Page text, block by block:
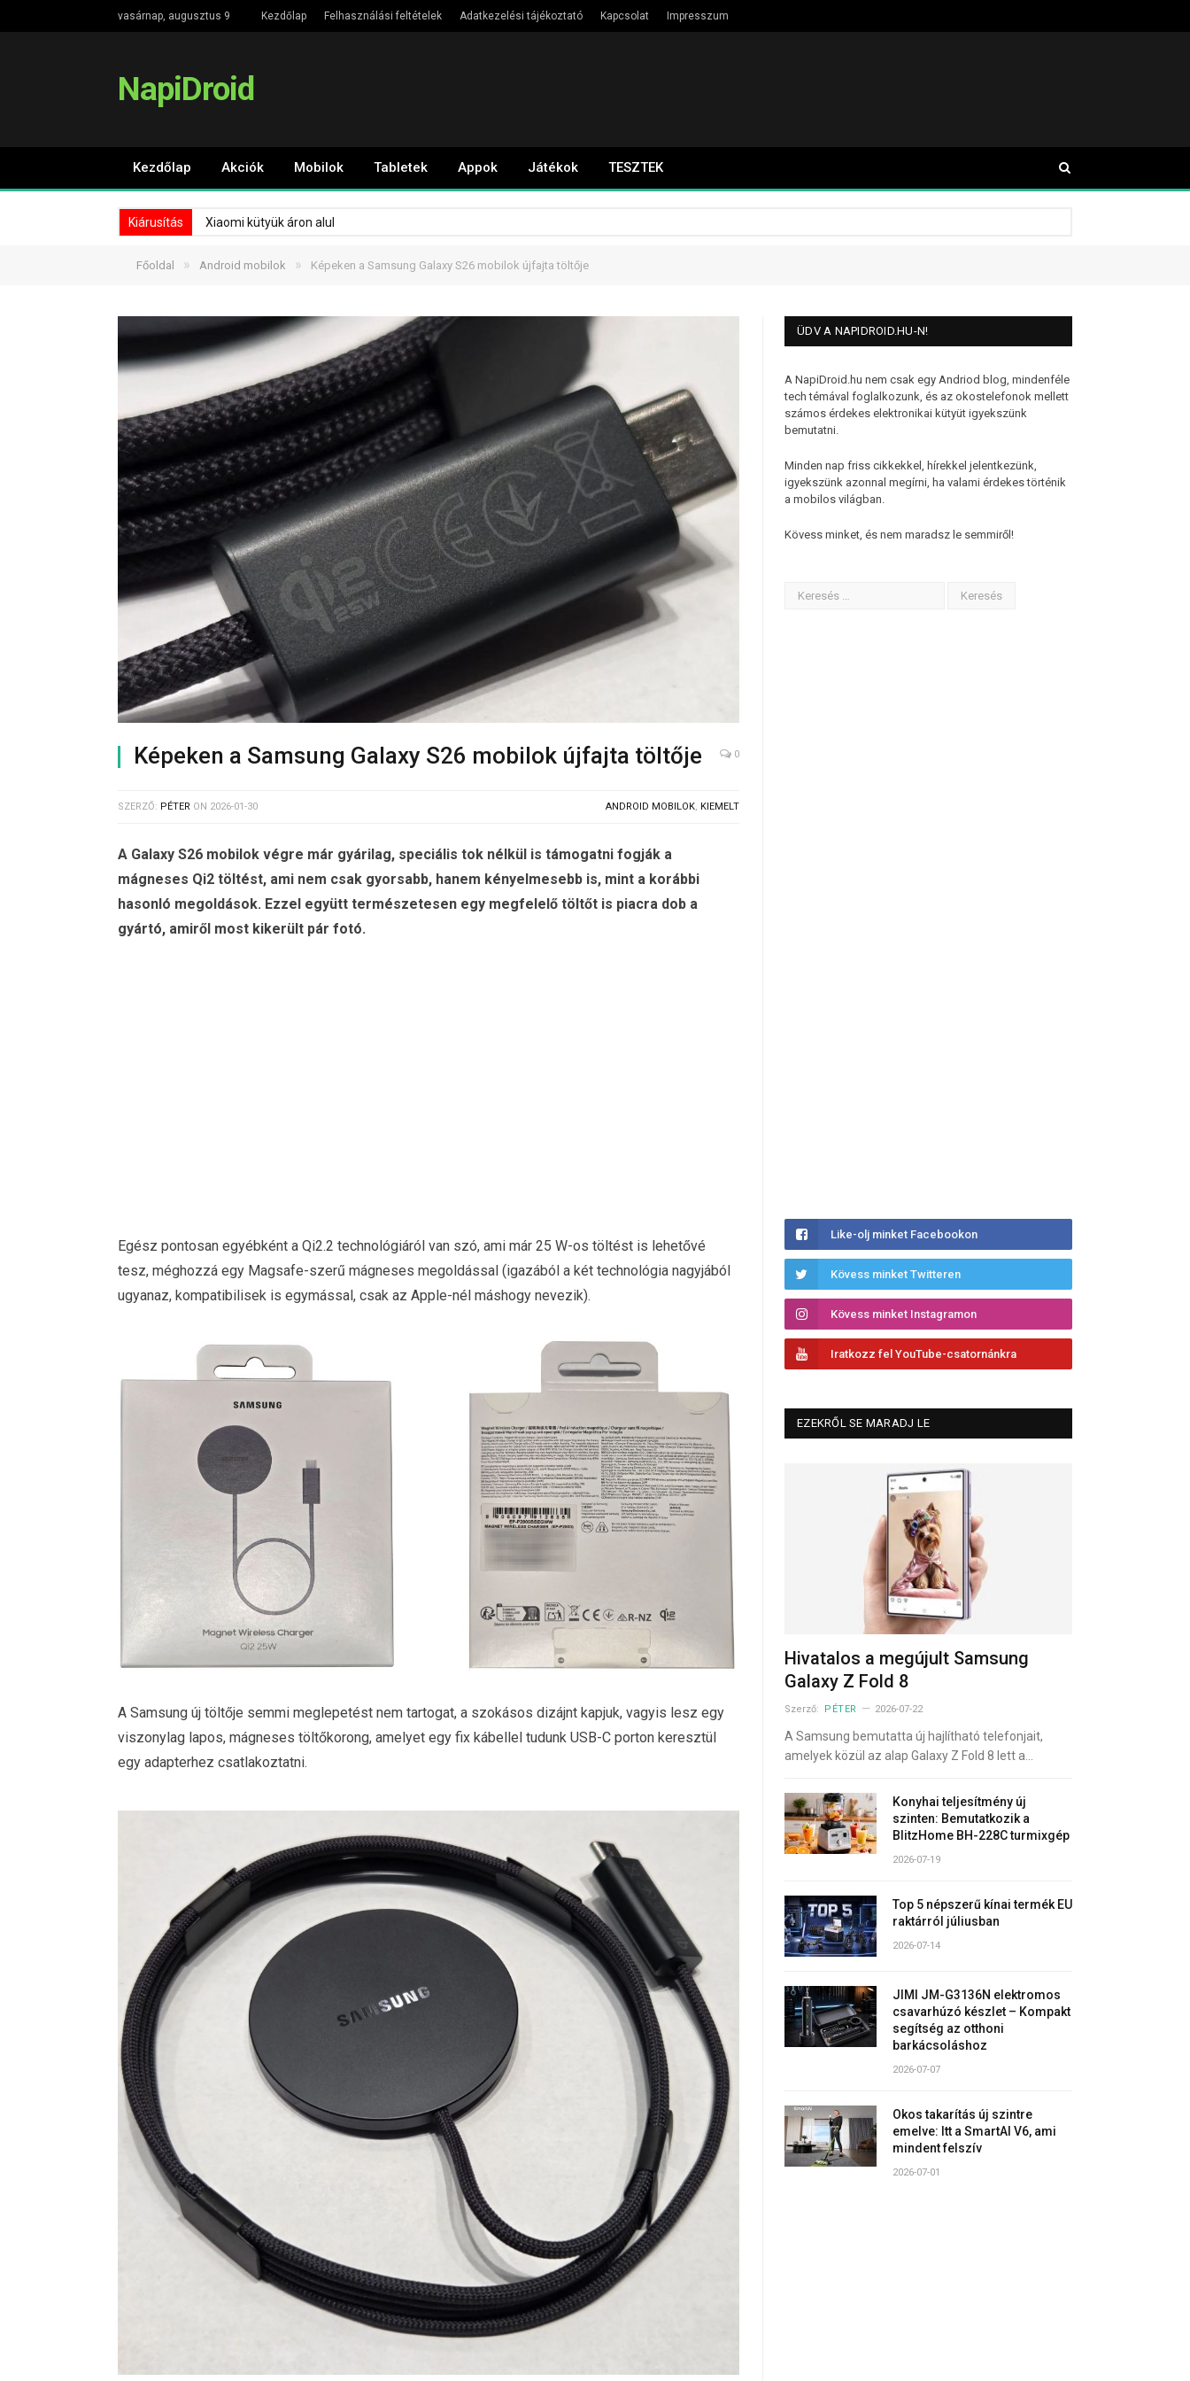
vasárnap, augusztus 9 Kezdőlap Felhasználási feltételek Adatkezelési tájékoztató Kapcsolat Impresszum
NapiDroid
Kezdőlap Akciók Mobilok Tabletek Appok Játékok TESZTEK
Kiárusítás Xiaomi kütyük áron alul
Főoldal » Android mobilok » Képeken a Samsung Galaxy S26 mobilok újfajta töltője
Képeken a Samsung Galaxy S26 mobilok újfajta töltője 0
SZERZŐ: PÉTER ON 2026-01-30 ANDROID MOBILOK, KIEMELT
A Galaxy S26 mobilok végre már gyárilag, speciális tok nélkül is támogatni fogják a
mágneses Qi2 töltést, ami nem csak gyorsabb, hanem kényelmesebb is, mint a korábbi
hasonló megoldások. Ezzel együtt természetesen egy megfelelő töltőt is piacra dob a
gyártó, amiről most kikerült pár fotó.
Egész pontosan egyébként a Qi2.2 technológiáról van szó, ami már 25 W-os töltést is lehetővé
tesz, méghozzá egy Magsafe-szerű mágneses megoldással (igazából a két technológia nagyjából
ugyanaz, kompatibilisek is egymással, csak az Apple-nél máshogy nevezik).
A Samsung új töltője semmi meglepetést nem tartogat, a szokásos dizájnt kapjuk, vagyis lesz egy
viszonylag lapos, mágneses töltőkorong, amelyet egy fix kábellel tudunk USB-C porton keresztül
egy adapterhez csatlakoztatni.
ÜDV A NAPIDROID.HU-N!
A NapiDroid.hu nem csak egy Andriod blog, mindenféle
tech témával foglalkozunk, és az okostelefonok mellett
számos érdekes elektronikai kütyüt igyekszünk
bemutatni.
Minden nap friss cikkekkel, hírekkel jelentkezünk,
igyekszünk azonnal megírni, ha valami érdekes történik
a mobilos világban.
Kövess minket, és nem maradsz le semmiről!
Like-olj minket Facebookon
Kövess minket Twitteren
Kövess minket Instagramon
Iratkozz fel YouTube-csatornánkra
EZEKRŐL SE MARADJ LE
Hivatalos a megújult Samsung
Galaxy Z Fold 8
Szerző: PÉTER 2026-07-22
A Samsung bemutatta új hajlítható telefonjait,
amelyek közül az alap Galaxy Z Fold 8 lett a…
Konyhai teljesítmény új
szinten: Bemutatkozik a
BlitzHome BH-228C turmixgép
2026-07-19
Top 5 népszerű kínai termék EU
raktárról júliusban
2026-07-14
JIMI JM-G3136N elektromos
csavarhúzó készlet – Kompakt
segítség az otthoni
barkácsoláshoz
2026-07-07
Okos takarítás új szintre
emelve: Itt a SmartAI V6, ami
mindent felszív
2026-07-01